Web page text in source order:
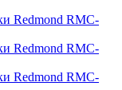
Redmond RMC-
Redmond RMC-
Redmond RMC-